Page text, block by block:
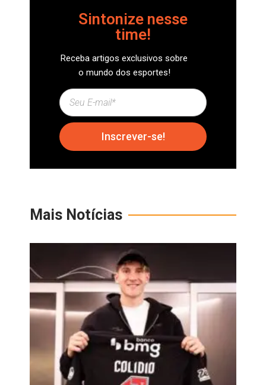
Sintonize nesse
time!
Receba artigos exclusivos sobre
o mundo dos esportes!
Inscrever-se!
Mais Notícias